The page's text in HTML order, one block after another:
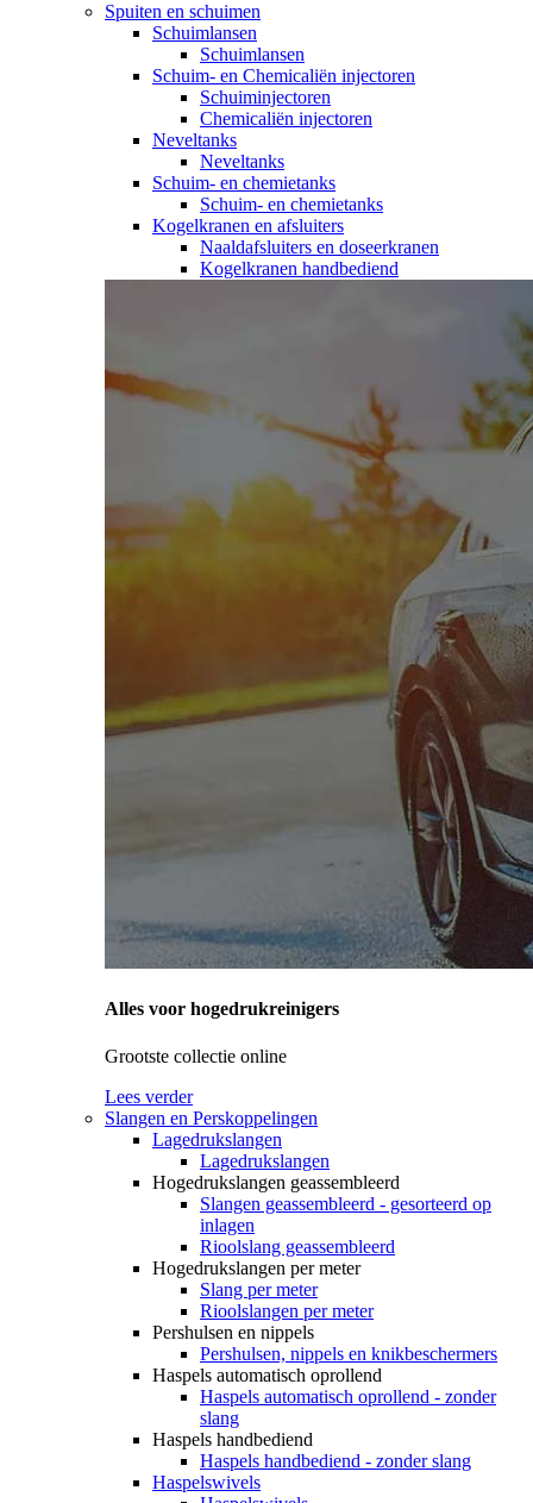
Spuiten en schuimen
Schuimlansen
Schuimlansen
Schuim- en Chemicaliën injectoren
Schuiminjectoren
Chemicaliën injectoren
Neveltanks
Neveltanks
Schuim- en chemietanks
Schuim- en chemietanks
Kogelkranen en afsluiters
Naaldafsluiters en doseerkranen
Kogelkranen handbediend
Alles voor hogedrukreinigers
Grootste collectie online
Lees verder
Slangen en Perskoppelingen
Lagedrukslangen
Lagedrukslangen
Hogedrukslangen geassembleerd
Slangen geassembleerd - gesorteerd op
inlagen
Rioolslang geassembleerd
Hogedrukslangen per meter
Slang per meter
Rioolslangen per meter
Pershulsen en nippels
Pershulsen, nippels en knikbeschermers
Haspels automatisch oprollend
Haspels automatisch oprollend - zonder
slang
Haspels handbediend
Haspels handbediend - zonder slang
Haspelswivels